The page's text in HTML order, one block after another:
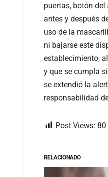
puertas, botón
antes y después
uso de la
ni bajarse este
establecimiento,
y que se cumpla
se extendió la
responsabilidad
Post Views: 80
RELACIONADO